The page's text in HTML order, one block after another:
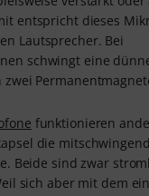
entspricht dieses
Lautsprecher. Bei
schwingt eine
zwei
funktionieren
die
Beide sind zwar
sich aber mit dem